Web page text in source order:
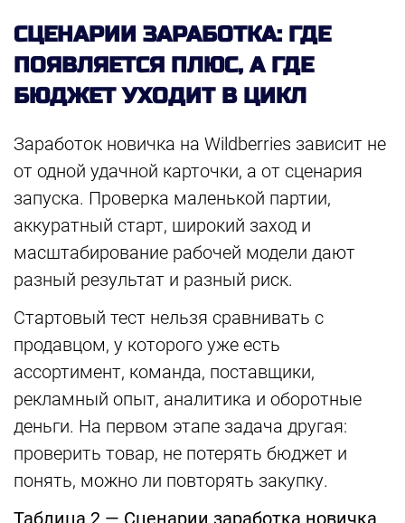
СЦЕНАРИИ ЗАРАБОТКА: ГДЕ
ПОЯВЛЯЕТСЯ ПЛЮС, А ГДЕ
БЮДЖЕТ УХОДИТ В ЦИКЛ
Заработок новичка на Wildberries зависит не
от одной удачной карточки, а от сценария
запуска. Проверка маленькой партии,
аккуратный старт, широкий заход и
масштабирование рабочей модели дают
разный результат и разный риск.
Стартовый тест нельзя сравнивать с
продавцом, у которого уже есть
ассортимент, команда, поставщики,
рекламный опыт, аналитика и оборотные
деньги. На первом этапе задача другая:
проверить товар, не потерять бюджет и
понять, можно ли повторять закупку.
Таблица 2 — Сценарии заработка новичка